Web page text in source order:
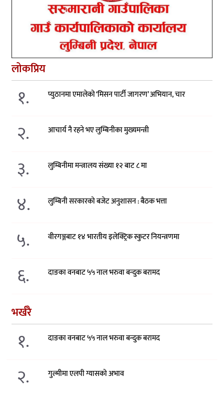
लोकप्रिय
१. प्युठानमा एमालेको ‘मिसन पार्टी जागरण’ अभियान, चार
२. आचार्य नै रहने भए लुम्बिनीका मुख्यमन्त्री
३. लुम्बिनीमा मन्त्रालय संख्या १२ बाट ८ मा
४. लुम्बिनी सरकारको बजेट अनुशासन : बैठक भत्ता
५. वीरगञ्जबाट १४ भारतीय इलेक्ट्रिक स्कुटर नियन्त्रणमा
६. दाङका वनबाट ५५ नाल भरुवा बन्दुक बरामद
भर्खरै
१. दाङका वनबाट ५५ नाल भरुवा बन्दुक बरामद
२. गुल्मीमा एलपी ग्यासको अभाव